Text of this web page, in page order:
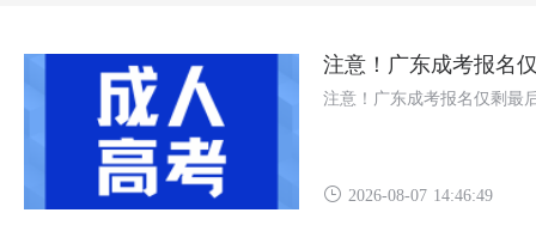
注意！广东成考报名
注意！广东成考报名仅剩最
2026-08-07 14:46:49